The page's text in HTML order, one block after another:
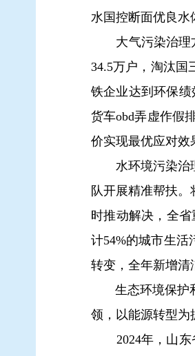
水国控断面优良水
大气污染治理方
34.5万户，淘汰国
铁企业达到环保绩
货车obd弄虚作假
价实现最优应对效
水环境污染治
队开展精准帮扶
时推动解决，全
计54%的城市生活
转变，全年新增清
生态环境保护和
领，以能源转型为
2024年，山